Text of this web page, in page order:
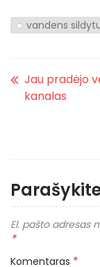
vandens
Jau pradėjo
kanalas
El. pašto adresas
*
Komentaras *